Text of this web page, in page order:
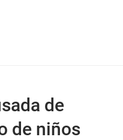
de
de niños